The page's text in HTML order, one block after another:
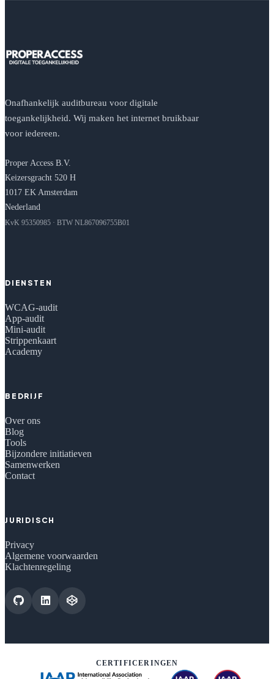
Onafhankelijk auditbureau voor digitale
toegankelijkheid. Wij maken het internet bruikbaar
voor iedereen.
Proper Access B.V.
Keizersgracht 520 H
1017 EK Amsterdam
Nederland
KvK 95350985 · BTW NL867096755B01
DIENSTEN
WCAG-audit
App-audit
Mini-audit
Strippenkaart
Academy
BEDRIJF
Over ons
Blog
Tools
Bijzondere initiatieven
Samenwerken
Contact
JURIDISCH
Privacy
Algemene voorwaarden
Klachtenregeling
CERTIFICERINGEN